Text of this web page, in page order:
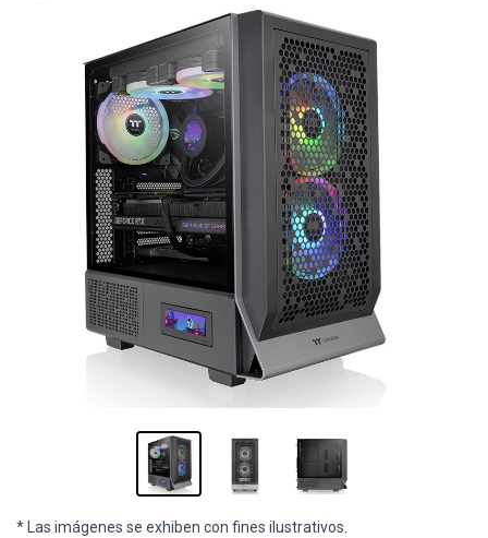
* Las imágenes se exhiben con fines ilustrativos.